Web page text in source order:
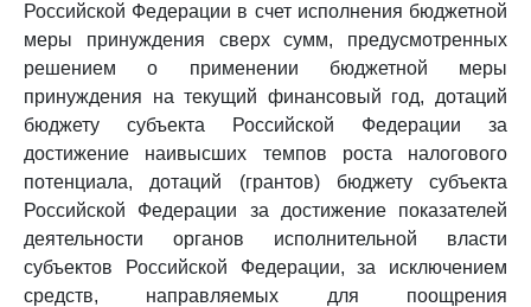
Российской Федерации в счет исполнения бюджетной
меры принуждения сверх сумм, предусмотренных
решением о применении бюджетной меры
принуждения на текущий финансовый год, дотаций
бюджету субъекта Российской Федерации за
достижение наивысших темпов роста налогового
потенциала, дотаций (грантов) бюджету субъекта
Российской Федерации за достижение показателей
деятельности органов исполнительной власти
субъектов Российской Федерации, за исключением
средств, направляемых для поощрения